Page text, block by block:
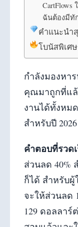
ฉันต้องมีทั
คำแนะนำ
โบนัสพิเศ
กำลังมองหา
คุณมาถูกที่แ
งานได้ทั้งหม
สำหรับปี
คำตอบที่รวด
ส่วนลด 40%
ก็ได้ สำหรับผู้
จะให้ส่วนลด
129 ดอลลาร์